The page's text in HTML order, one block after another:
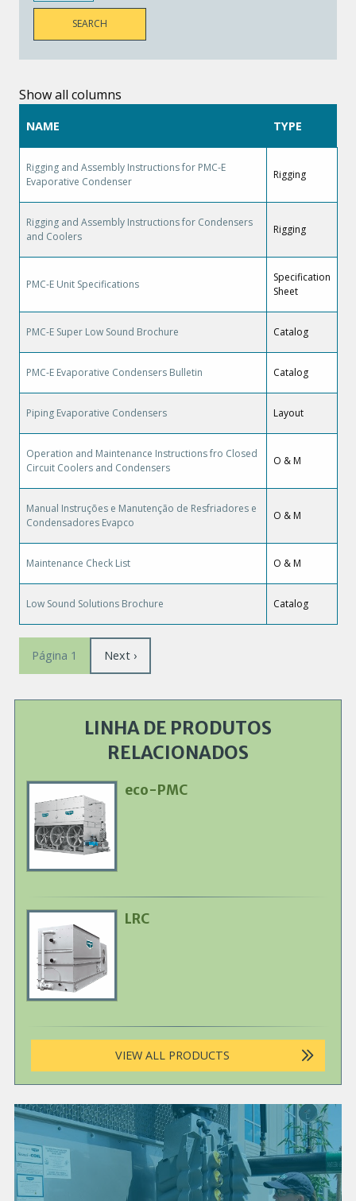
Show all columns
NAME TYPE
Rigging and Assembly Instructions for PMC-E
Evaporative Condenser
Rigging
Rigging and Assembly Instructions for Condensers
and Coolers
Rigging
PMC-E Unit Specifications
Specification
Sheet
PMC-E Super Low Sound Brochure Catalog
PMC-E Evaporative Condensers Bulletin Catalog
Piping Evaporative Condensers Layout
Operation and Maintenance Instructions fro Closed
Circuit Coolers and Condensers
O & M
Manual Instruções e Manutenção de Resfriadores e
Condensadores Evapco
O & M
Maintenance Check List O & M
Low Sound Solutions Brochure Catalog
Paginação
Página 1 Próxima
Next ›
LINHA DE PRODUTOS
RELACIONADOS
Product
Image
eco-PMC
Product
Image
LRC
VIEW ALL PRODUCTS